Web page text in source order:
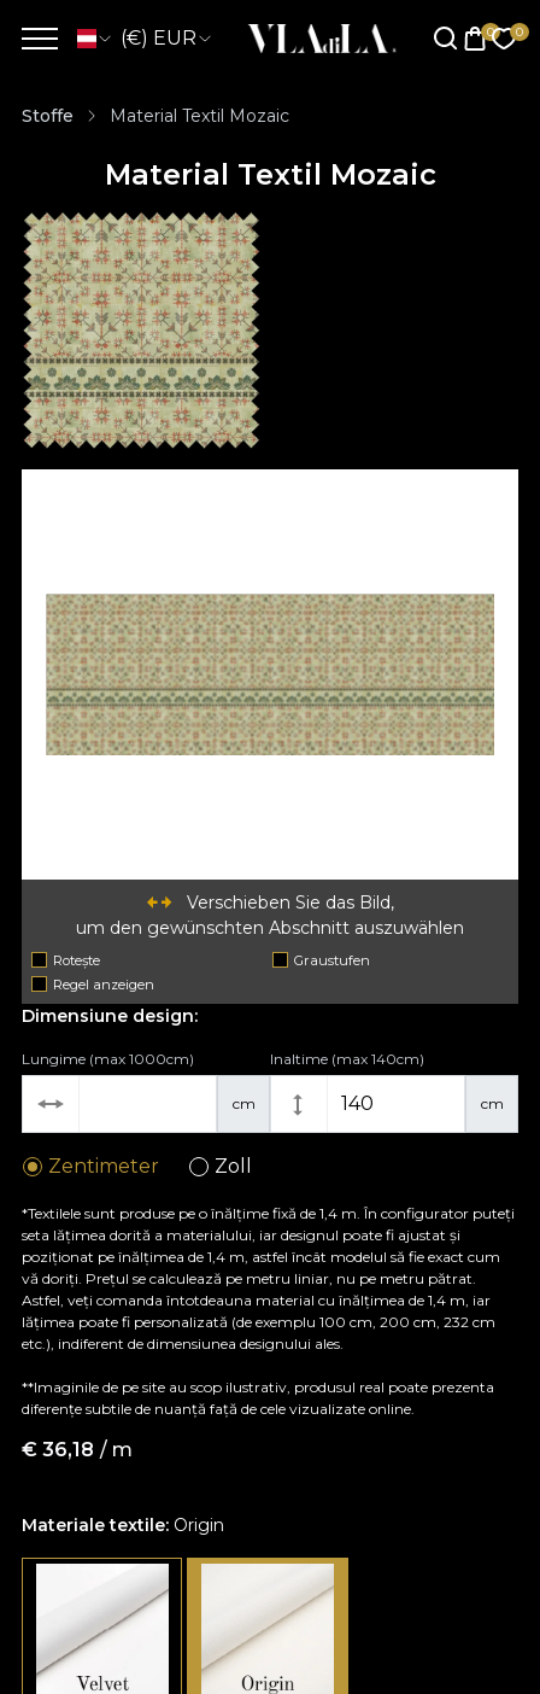
(€) EUR
Stoffe Material Textil Mozaic
Material Textil Mozaic
Verschieben Sie das Bild,
um den gewünschten Abschnitt auszuwählen
Rotește
Graustufen
Regel anzeigen
Materiale textile: Origin
Dimensiune design:
cm
Lungime (max 1000cm)
cm
Inaltime (max 140cm)
Zentimeter Zoll
*Textilele sunt produse pe o înălțime fixă de 1,4 m. În configurator puteți
seta lățimea dorită a materialului, iar designul poate fi ajustat și
poziționat pe înălțimea de 1,4 m, astfel încât modelul să fie exact cum
vă doriți. Prețul se calculează pe metru liniar, nu pe metru pătrat.
Astfel, veți comanda întotdeauna material cu înălțimea de 1,4 m, iar
lățimea poate fi personalizată (de exemplu 100 cm, 200 cm, 232 cm
etc.), indiferent de dimensiunea designului ales.
**Imaginile de pe site au scop ilustrativ, produsul real poate prezenta
diferențe subtile de nuanță față de cele vizualizate online.
€ 36,18 / m